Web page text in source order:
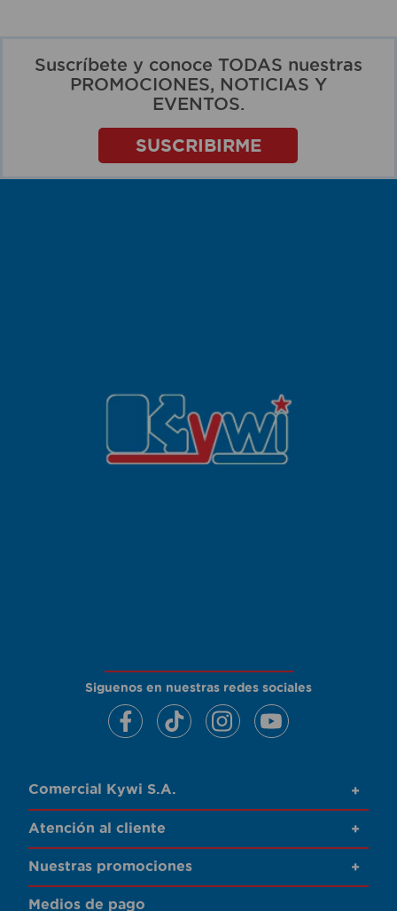
Suscríbete y conoce TODAS nuestras
PROMOCIONES, NOTICIAS Y
EVENTOS.
SUSCRIBIRME
Siguenos en nuestras redes sociales
Comercial Kywi S.A. +
Atención al cliente +
Nuestras promociones +
Medios de pago